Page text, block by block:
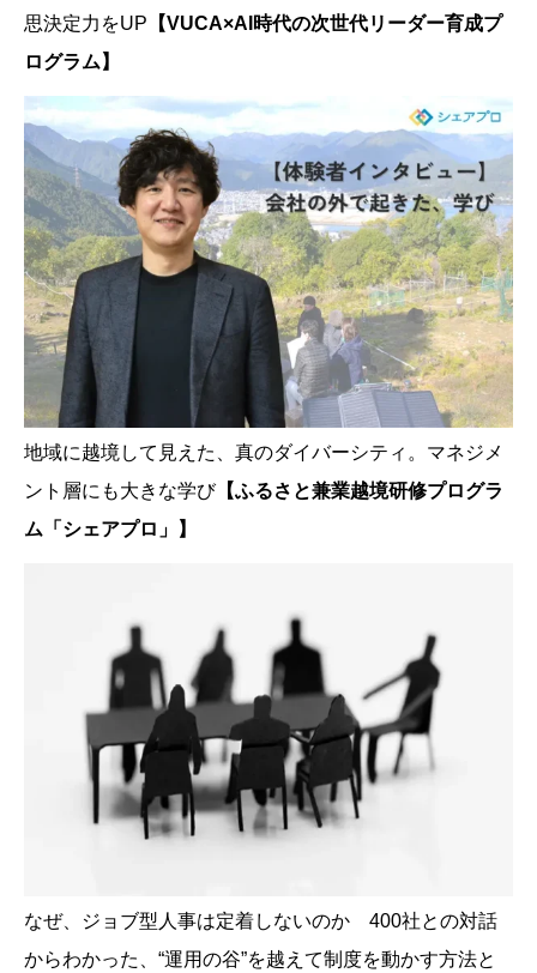
思決定力をUP 【VUCA×AI時代の次世代リーダー育成プ
ログラム】
地域に越境して見えた、真のダイバーシティ。マネジメ
ント層にも大きな学び【ふるさと兼業越境研修プログラ
ム「シェアプロ」】
なぜ、ジョブ型人事は定着しないのか 400社との対話
からわかった、“運用の谷”を越えて制度を動かす方法と